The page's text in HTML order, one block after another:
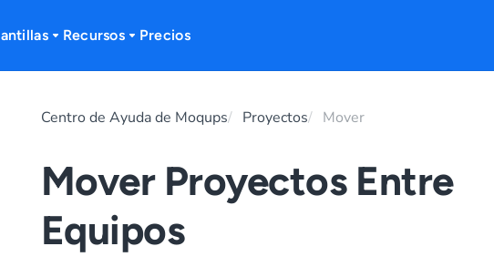
Recursos Precios
Centro de Ayuda de Moqups Proyectos Mover
Mover Proyectos Entre
Equipos